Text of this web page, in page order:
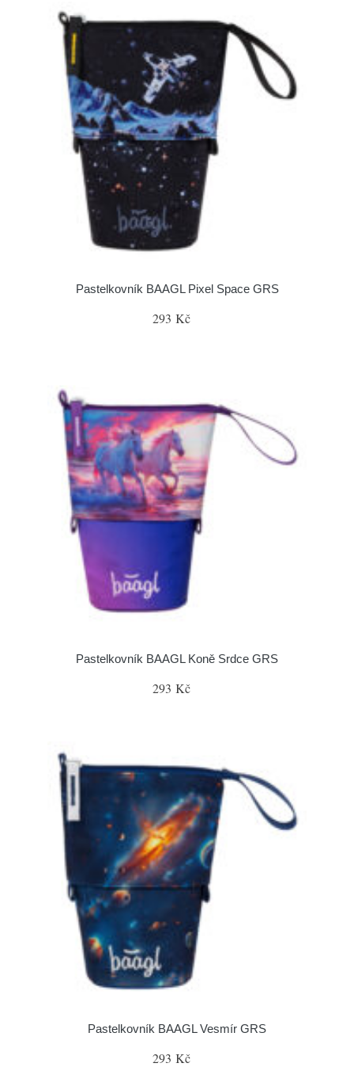
Pastelkovník BAAGL Pixel Space GRS
293 Kč
Pastelkovník BAAGL Koně Srdce GRS
293 Kč
Pastelkovník BAAGL Vesmír GRS
293 Kč